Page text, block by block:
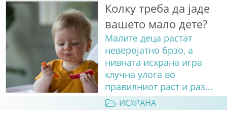
Колку треба да јаде
вашето мало дете?
Малите деца растат
неверојатно брзо, а
нивната исхрана игра
клучна улога во
правилниот раст и раз...
ИСХРАНА